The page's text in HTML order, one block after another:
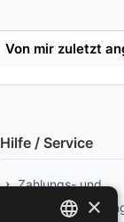
Von mir zuletzt
Hilfe / Service
Zahlungs- und
×